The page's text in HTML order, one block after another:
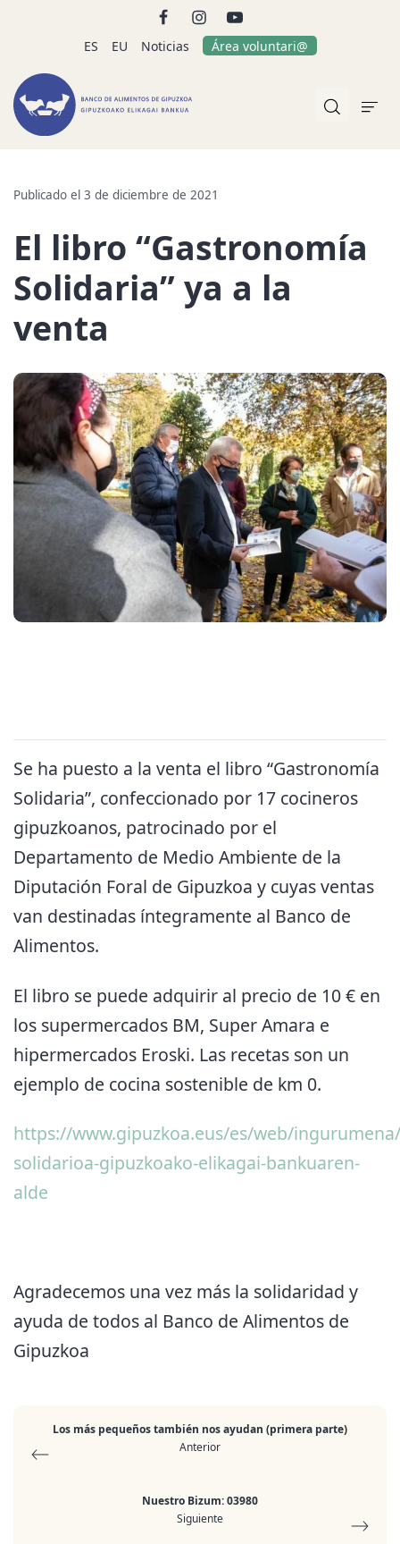
ES EU Noticias Área voluntari@
Publicado el 3 de diciembre de 2021
El libro “Gastronomía
Solidaria” ya a la
venta
Se ha puesto a la venta el libro “Gastronomía
Solidaria”, confeccionado por 17 cocineros
gipuzkoanos, patrocinado por el
Departamento de Medio Ambiente de la
Diputación Foral de Gipuzkoa y cuyas ventas
van destinadas íntegramente al Banco de
Alimentos.
El libro se puede adquirir al precio de 10 € en
los supermercados BM, Super Amara e
hipermercados Eroski. Las recetas son un
ejemplo de cocina sostenible de km 0.
https://www.gipuzkoa.eus/es/web/
solidarioa-gipuzkoako-elikagai-bankuaren-
alde
Agradecemos una vez más la solidaridad y
ayuda de todos al Banco de Alimentos de
Gipuzkoa
Los más pequeños también nos ayudan (primera parte)
Anterior
Nuestro Bizum: 03980
Siguiente